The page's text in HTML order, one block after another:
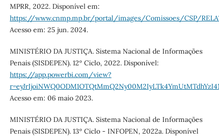
MPRR, 2022. Disponível em:
https://www.cnmp.mp.br/portal/images/Comissoes/CSP/
Acesso em: 25 jun. 2024.
MINISTÉRIO DA JUSTIÇA. Sistema Nacional de Informações
Penais (SISDEPEN). 12º Ciclo, 2022. Disponível:
https://app.powerbi.com/view?
Acesso em: 06 maio 2023.
MINISTÉRIO DA JUSTIÇA. Sistema Nacional de Informações
Penais (SISDEPEN). 13º Ciclo - INFOPEN, 2022a. Disponível